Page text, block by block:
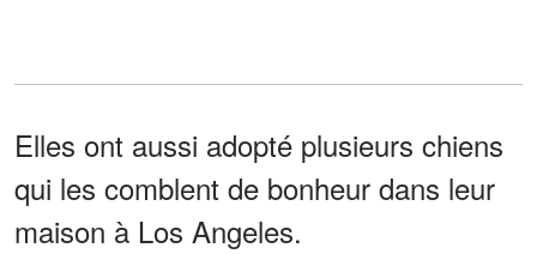
Elles ont aussi adopté plusieurs chiens
qui les comblent de bonheur dans leur
maison à Los Angeles.